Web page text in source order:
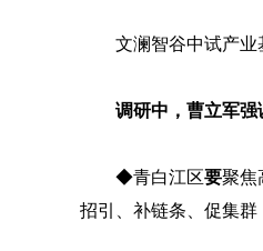
文澜智谷中试产业
调研中，曹立军
◆青白江区要聚焦
招引、补链条、促集群